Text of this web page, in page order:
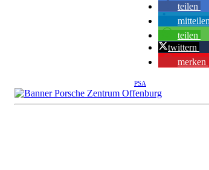
teilen
mitteilen
teilen
twittern
merken
PSA